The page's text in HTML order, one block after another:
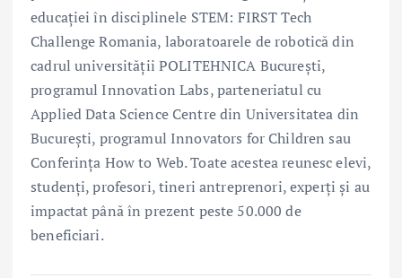
educației în disciplinele STEM: FIRST Tech
Challenge Romania, laboratoarele de robotică din
cadrul universității POLITEHNICA București,
programul Innovation Labs, parteneriatul cu
Applied Data Science Centre din Universitatea din
București, programul Innovators for Children sau
Conferința How to Web. Toate acestea reunesc elevi,
studenți, profesori, tineri antreprenori, experți și au
impactat până în prezent peste 50.000 de
beneficiari.